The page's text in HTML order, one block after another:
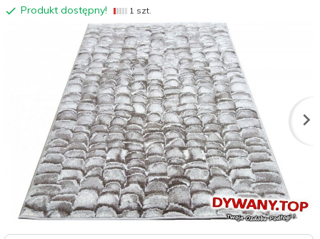
Produkt dostępny! 1 szt.